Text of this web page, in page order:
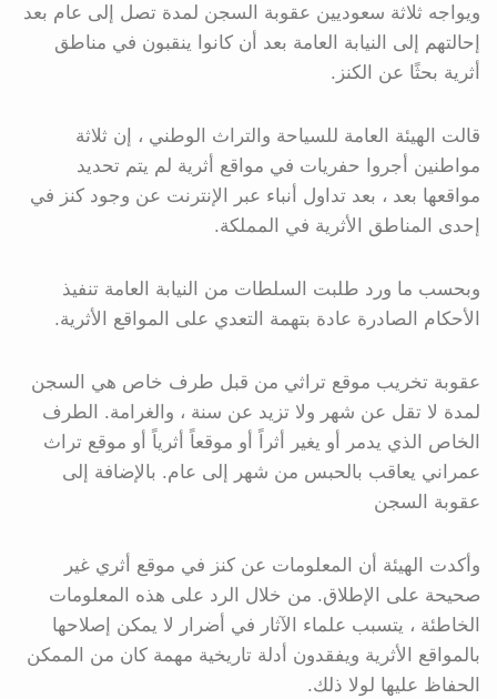
ويواجه ثلاثة سعوديين عقوبة السجن لمدة تصل إلى عام بعد
إحالتهم إلى النيابة العامة بعد أن كانوا ينقبون في مناطق
أثرية بحثًا عن الكنز.
قالت الهيئة العامة للسياحة والتراث الوطني ، إن ثلاثة
مواطنين أجروا حفريات في مواقع أثرية لم يتم تحديد
مواقعها بعد ، بعد تداول أنباء عبر الإنترنت عن وجود كنز في
إحدى المناطق الأثرية في المملكة.
وبحسب ما ورد طلبت السلطات من النيابة العامة تنفيذ
الأحكام الصادرة عادة بتهمة التعدي على المواقع الأثرية.
عقوبة تخريب موقع تراثي من قبل طرف خاص هي السجن
لمدة لا تقل عن شهر ولا تزيد عن سنة ، والغرامة. الطرف
الخاص الذي يدمر أو يغير أثراً أو موقعاً أثرياً أو موقع تراث
عمراني يعاقب بالحبس من شهر إلى عام. بالإضافة إلى
عقوبة السجن
وأكدت الهيئة أن المعلومات عن كنز في موقع أثري غير
صحيحة على الإطلاق. من خلال الرد على هذه المعلومات
الخاطئة ، يتسبب علماء الآثار في أضرار لا يمكن إصلاحها
بالمواقع الأثرية ويفقدون أدلة تاريخية مهمة كان من الممكن
الحفاظ عليها لولا ذلك.